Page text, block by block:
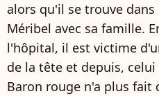
alors qu'il se trouve
Méribel avec sa famille.
l'hôpital, il est victime
de la tête et depuis,
Baron rouge n'a plus